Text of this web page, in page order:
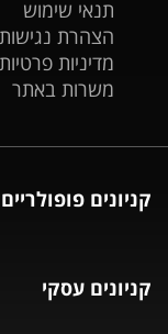
תנאי שימוש
הצהרת נגישות
מדיניות פרטיות
משרות באתר
קניונים פופולריים
קניונים עסקי